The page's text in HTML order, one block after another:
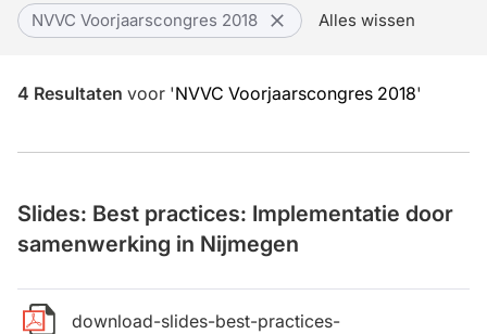
NVVC Voorjaarscongres 2018 Alles wissen
4 Resultaten voor 'NVVC Voorjaarscongres 2018'
Slides: Best practices: Implementatie door
samenwerking in Nijmegen
download-slides-best-practices-